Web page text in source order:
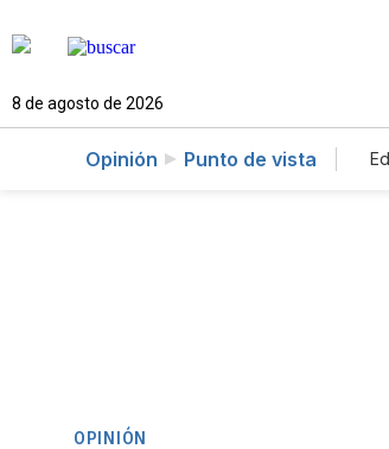
8 de agosto de 2026
Opinión Punto de vista
OPINIÓN